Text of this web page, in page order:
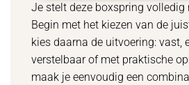
Je stelt deze boxspring volledig
Begin met het kiezen van de
kies daarna de uitvoering: vast,
verstelbaar of met praktische
maak je eenvoudig een